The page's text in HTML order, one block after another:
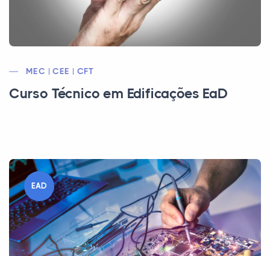
MEC | CEE | CFT
Curso Técnico em Edificações EaD
EAD